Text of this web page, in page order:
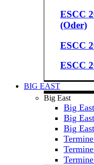
ESCC
(Oder)
ESCC
ESCC
BIG EAST
Big East
Big East
Big
Big